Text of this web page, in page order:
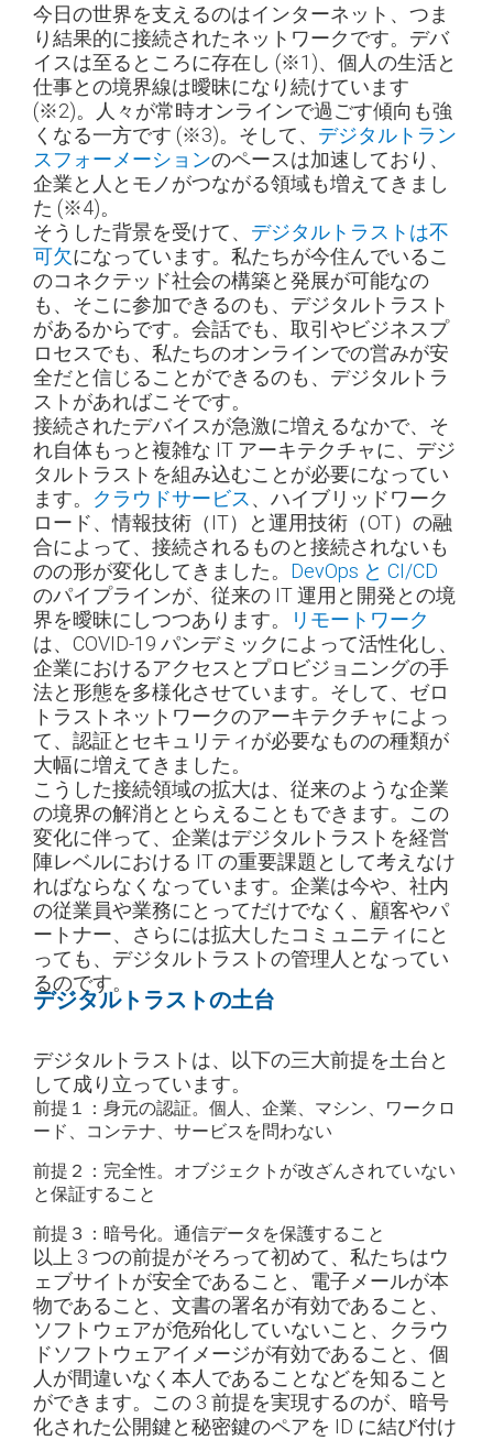
今日の世界を支えるのはインターネット、つま
り結果的に接続されたネットワークです。デバ
イスは至るところに存在し (※1)、個人の生活と
仕事との境界線は曖昧になり続けています
(※2)。人々が常時オンラインで過ごす傾向も強
くなる一方です (※3)。そして、 デジタルトラン
スフォーメーションのペースは加速しており、
企業と人とモノがつながる領域も増えてきまし
た (※4)。
そうした背景を受けて、 デジタルトラストは不
可欠になっています。私たちが今住んでいるこ
のコネクテッド社会の構築と発展が可能なの
も、そこに参加できるのも、デジタルトラスト
があるからです。会話でも、取引やビジネスプ
ロセスでも、私たちのオンラインでの営みが安
全だと信じることができるのも、デジタルトラ
ストがあればこそです。
接続されたデバイスが急激に増えるなかで、そ
れ自体もっと複雑な IT アーキテクチャに、デジ
タルトラストを組み込むことが必要になってい
ます。 クラウドサービス、ハイブリッドワーク
ロード、情報技術（IT）と運用技術（OT）の融
合によって、接続されるものと接続されないも
のの形が変化してきました。 DevOps と CI/CD
のパイプラインが、従来の IT 運用と開発との境
界を曖昧にしつつあります。
リモートワーク
は、COVID-19 パンデミックによって活性化し、
企業におけるアクセスとプロビジョニングの手
法と形態を多様化させています。そして、ゼロ
トラストネットワークのアーキテクチャによっ
て、認証とセキュリティが必要なものの種類が
大幅に増えてきました。
こうした接続領域の拡大は、従来のような企業
の境界の解消ととらえることもできます。この
変化に伴って、企業はデジタルトラストを経営
陣レベルにおける IT の重要課題として考えなけ
ればならなくなっています。企業は今や、社内
の従業員や業務にとってだけでなく、顧客やパ
ートナー、さらには拡大したコミュニティにと
っても、デジタルトラストの管理人となってい
るのです。
デジタルトラストの土台
デジタルトラストは、以下の三大前提を土台と
して成り立っています。
前提１：身元の認証。個人、企業、マシン、ワークロ
ード、コンテナ、サービスを問わない
前提２：完全性。オブジェクトが改ざんされていない
と保証すること
前提３：暗号化。通信データを保護すること
以上 3 つの前提がそろって初めて、私たちはウ
ェブサイトが安全であること、電子メールが本
物であること、文書の署名が有効であること、
ソフトウェアが危殆化していないこと、クラウ
ドソフトウェアイメージが有効であること、個
人が間違いなく本人であることなどを知ること
ができます。この 3 前提を実現するのが、暗号
化された公開鍵と秘密鍵のペアを ID に結び付け